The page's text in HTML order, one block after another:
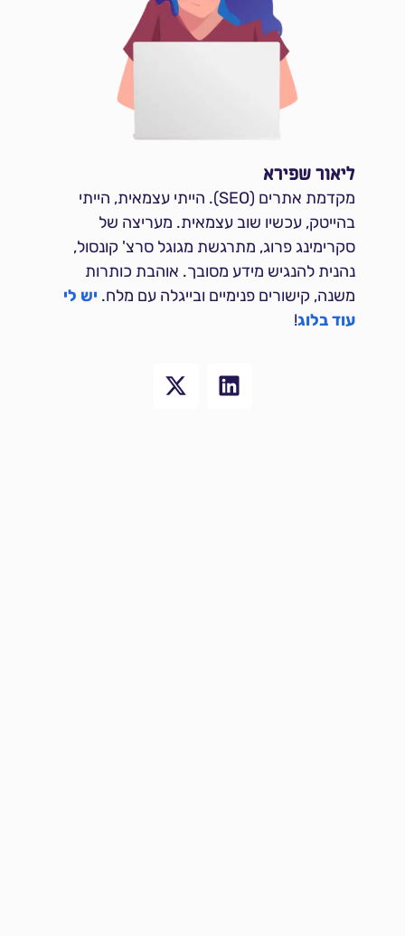
ליאור שפירא
מקדמת אתרים (SEO). הייתי עצמאית, הייתי
בהייטק, עכשיו שוב עצמאית. מעריצה של
סקרימינג פרוג, מתרגשת מגוגל סרצ' קונסול,
נהנית להנגיש מידע מסובך. אוהבת כותרות
משנה, קישורים פנימיים ובייגלה עם מלח. יש לי
עוד בלוג!